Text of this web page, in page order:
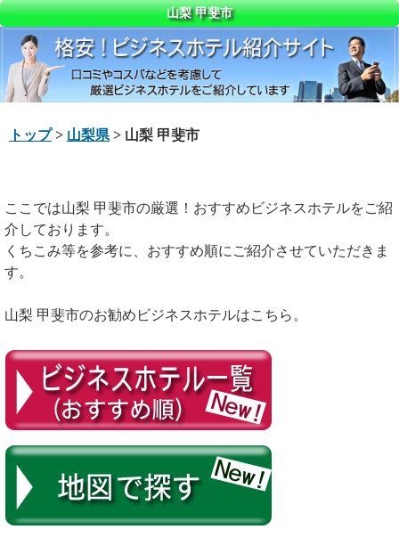
山梨 甲斐市
トップ> 山梨県 > 山梨 甲斐市
ここでは山梨 甲斐市の厳選！おすすめビジネスホテルをご紹
介しております。
くちこみ等を参考に、おすすめ順にご紹介させていただきま
す。
山梨 甲斐市のお勧めビジネスホテルはこちら。